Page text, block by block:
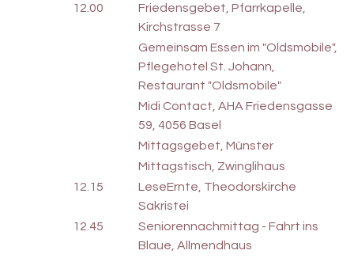
12.00
Friedensgebet, Pfarrkapelle,
Kirchstrasse 7
Gemeinsam Essen im "Oldsmobile",
Pflegehotel St. Johann,
Restaurant "Oldsmobile"
Midi Contact, AHA Friedensgasse
59, 4056 Basel
Mittagsgebet, Münster
Mittagstisch, Zwinglihaus
12.15
LeseErnte, Theodorskirche
Sakristei
12.45
Seniorennachmittag - Fahrt ins
Blaue, Allmendhaus